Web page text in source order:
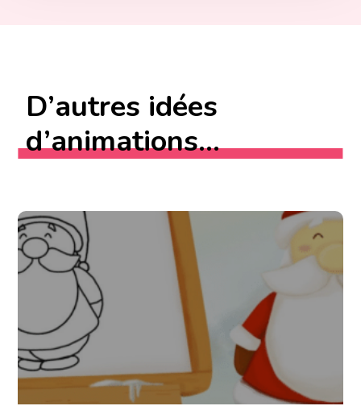
D’autres idées
d’animations...